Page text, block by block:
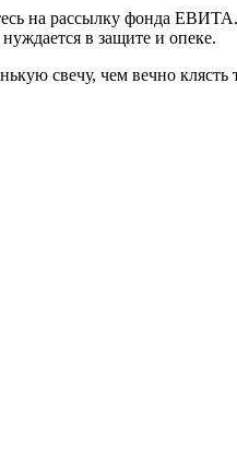
на рассылку фонда
в защите и опеке.
свечу, чем вечно